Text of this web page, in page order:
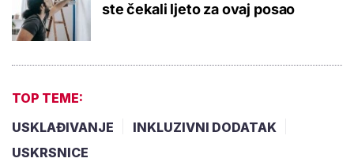
ste čekali ljeto za ovaj posao
TOP TEME:
USKLAĐIVANJE
INKLUZIVNI DODATAK
USKRSNICE